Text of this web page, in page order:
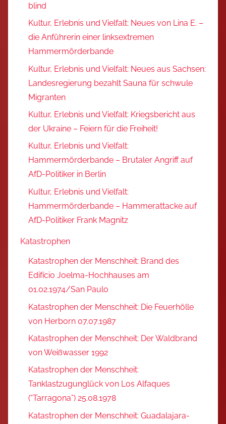
blind
Kultur, Erlebnis und Vielfalt: Neues von Lina E. –
die Anführerin einer linksextremen
Hammermörderbande
Kultur, Erlebnis und Vielfalt: Neues aus Sachsen:
Landesregierung bezahlt Sauna für schwule
Migranten
Kultur, Erlebnis und Vielfalt: Kriegsbericht aus
der Ukraine – Feiern für die Freiheit!
Kultur, Erlebnis und Vielfalt:
Hammermörderbande – Brutaler Angriff auf
AfD-Politiker in Berlin
Kultur, Erlebnis und Vielfalt:
Hammermörderbande – Hammerattacke auf
AfD-Politiker Frank Magnitz
Katastrophen
Katastrophen der Menschheit: Brand des
Edifício Joelma-Hochhauses am
01.02.1974/San Paulo
Katastrophen der Menschheit: Die Feuerhölle
von Herborn 07.07.1987
Katastrophen der Menschheit: Der Waldbrand
von Weißwasser 1992
Katastrophen der Menschheit:
Tanklastzugunglück von Los Alfaques
(“Tarragona”) 25.08.1978
Katastrophen der Menschheit: Guadalajara-